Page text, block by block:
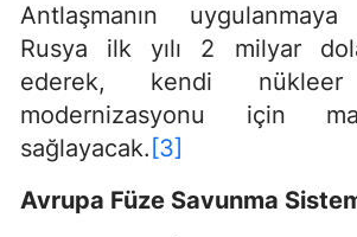
Antlaşmanın uygulanmaya
Rusya ilk yılı 2 milyar
ederek, kendi nükleer
modernizasyonu için
sağlayacak. [3]
Avrupa Füze Savunma